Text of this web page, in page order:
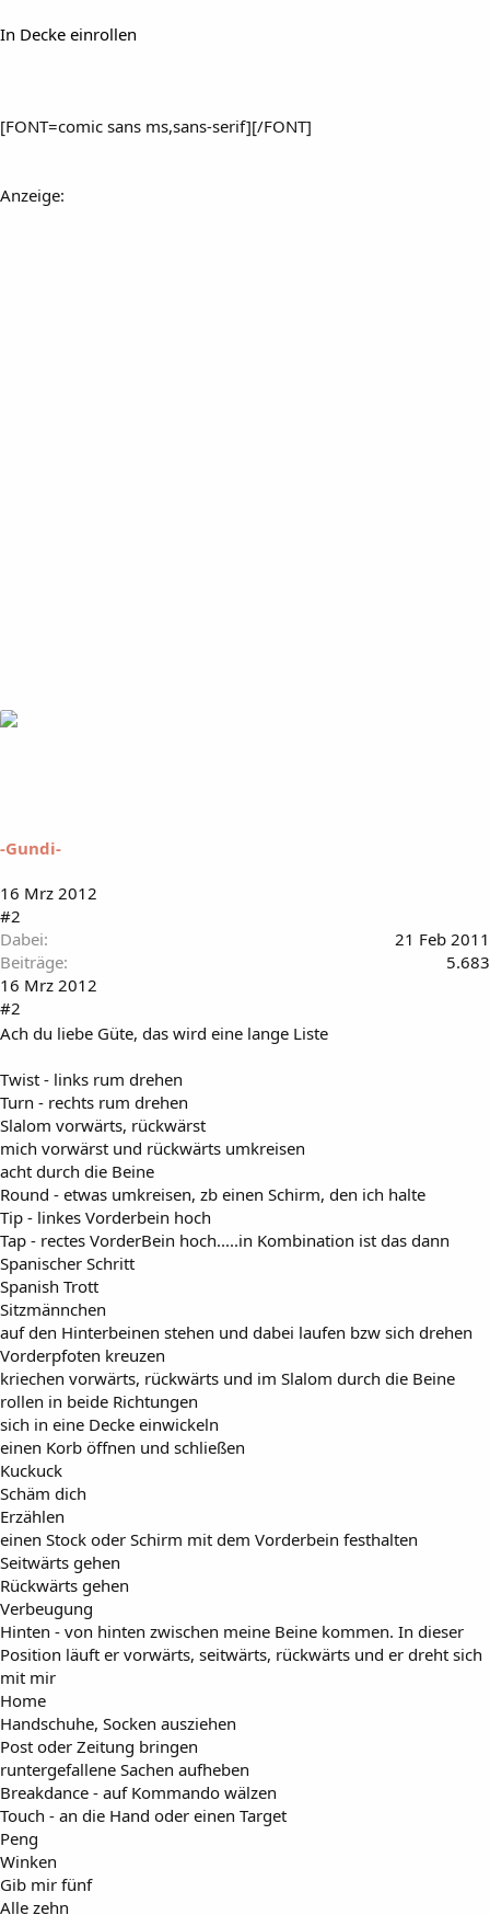
In Decke einrollen
[FONT=comic sans ms,sans-serif][/FONT]
Anzeige:
-Gundi-
16 Mrz 2012
#2
Dabei
21 Feb 2011
Beiträge
5.683
16 Mrz 2012
#2
Ach du liebe Güte, das wird eine lange Liste
Twist - links rum drehen
Turn - rechts rum drehen
Slalom vorwärts, rückwärst
mich vorwärst und rückwärts umkreisen
acht durch die Beine
Round - etwas umkreisen, zb einen Schirm, den ich halte
Tip - linkes Vorderbein hoch
Tap - rectes VorderBein hoch.....in Kombination ist das dann
Spanischer Schritt
Spanish Trott
Sitzmännchen
auf den Hinterbeinen stehen und dabei laufen bzw sich drehen
Vorderpfoten kreuzen
kriechen vorwärts, rückwärts und im Slalom durch die Beine
rollen in beide Richtungen
sich in eine Decke einwickeln
einen Korb öffnen und schließen
Kuckuck
Schäm dich
Erzählen
einen Stock oder Schirm mit dem Vorderbein festhalten
Seitwärts gehen
Rückwärts gehen
Verbeugung
Hinten - von hinten zwischen meine Beine kommen. In dieser
Position läuft er vorwärts, seitwärts, rückwärts und er dreht sich
mit mir
Home
Handschuhe, Socken ausziehen
Post oder Zeitung bringen
runtergefallene Sachen aufheben
Breakdance - auf Kommando wälzen
Touch - an die Hand oder einen Target
Peng
Winken
Gib mir fünf
Alle zehn